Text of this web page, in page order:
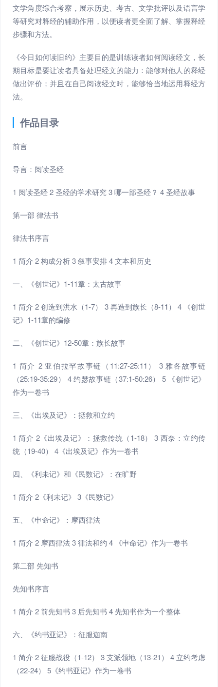
文学角度综合考察，展示历史、考古、文学批评以及语言学
等研究对释经的辅助作用，以便读者更全面了解、掌握释经
步骤和方法。
《今日如何读旧约》主要目的是训练读者如何阅读经文，长
期目标是要让读者具备处理经文的能力：能够对他人的释经
做出评价；并且在自己阅读经文时，能够恰当地运用释经方
法。
作品目录
前言
导言：阅读圣经
1 阅读圣经 2 圣经的学术研究 3 哪一部圣经？ 4 圣经故事
第一部 律法书
律法书序言
1 简介 2 构成分析 3 叙事安排 4 文本和历史
一、《创世记》1-11章：太古故事
1 简介 2 创造到洪水（1-7） 3 再造到族长（8-11） 4 《创世
记》1-11章的编修
二、《创世记》12-50章：族长故事
1 简介 2 亚伯拉罕故事链（11:27-25:11） 3 雅各故事链
（25:19-35:29） 4 约瑟故事链（37:1-50:26） 5 《创世记》
作为一卷书
三、《出埃及记》：拯救和立约
1 简介 2《出埃及记》：拯救传统（1-18） 3 西奈：立约传
统（19-40） 4《出埃及记》作为一卷书
四、《利未记》和《民数记》：在旷野
1 简介 2《利未记》 3《民数记》
五、《申命记》：摩西律法
1 简介 2 摩西律法 3 律法和约 4 《申命记》作为一卷书
第二部 先知书
先知书序言
1 简介 2 前先知书 3 后先知书 4 先知书作为一个整体
六、《约书亚记》：征服迦南
1 简介 2 征服战役（1-12） 3 支派领地（13-21） 4 立约考虑
（22-24） 5《约书亚记》作为一卷书